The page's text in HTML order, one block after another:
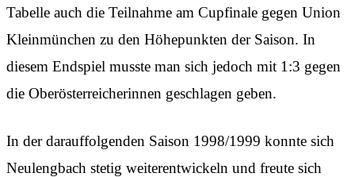
Tabelle auch die Teilnahme am Cupfinale gegen Union
Kleinmünchen zu den Höhepunkten der Saison. In
diesem Endspiel musste man sich jedoch mit 1:3 gegen
die Oberösterreicherinnen geschlagen geben.
In der darauffolgenden Saison 1998/1999 konnte sich
Neulengbach stetig weiterentwickeln und freute sich